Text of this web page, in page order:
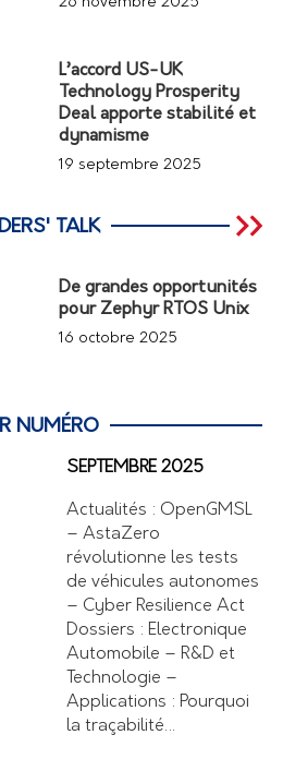
L’accord US-UK
Technology Prosperity
Deal apporte stabilité et
dynamisme
19 septembre 2025
TALK
De grandes opportunités
pour Zephyr RTOS Unix
16 octobre 2025
NUMÉRO
SEPTEMBRE 2025
Actualités : OpenGMSL
– AstaZero
révolutionne les tests
de véhicules autonomes
– Cyber Resilience Act
Dossiers : Electronique
Automobile – R&D et
Technologie –
Applications : Pourquoi
la traçabilité…